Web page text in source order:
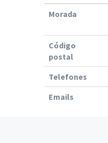
Morada
Código
postal
Telefones
Emails